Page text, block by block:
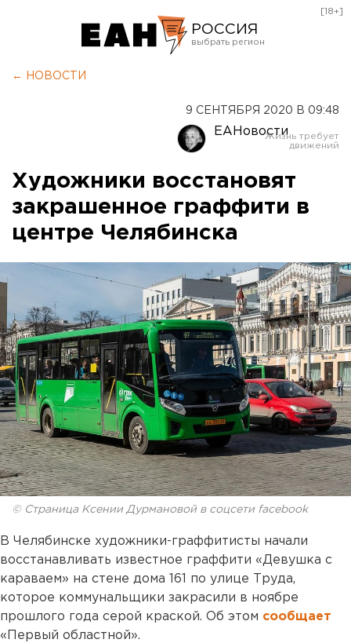
РОССИЯ
Оренбург
[18+]
← НОВОСТИ
9 СЕНТЯБРЯ 2020 В 09:48
ЕАНовости
Художники восстановят
закрашенное граффити в
центре Челябинска
© Страница Ксении Дурмановой в соцсети facebook
В Челябинске художники-граффитисты начали
восстанавливать известное граффити «Девушка с
караваем» на стене дома 161 по улице Труда,
которое коммунальщики закрасили в ноябре
прошлого года серой краской. Об этом сообщает
«Первый областной».